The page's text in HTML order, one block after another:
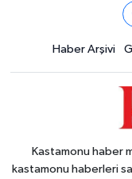
Haber Arşivi
Kastamonu haber
kastamonu haberleri